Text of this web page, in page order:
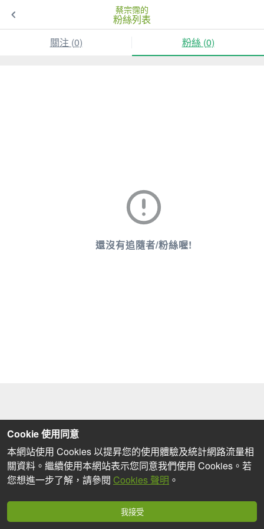
蔡宗霈的
粉絲列表
關注 (0) 粉絲 (0)
還沒有追隨者/粉絲喔!
Cookie 使用同意
本網站使用 Cookies 以提昇您的使用體驗及統計網路流量相
關資料。繼續使用本網站表示您同意我們使用 Cookies。若
您想進一步了解，請參閱 Cookies 聲明 。
我接受